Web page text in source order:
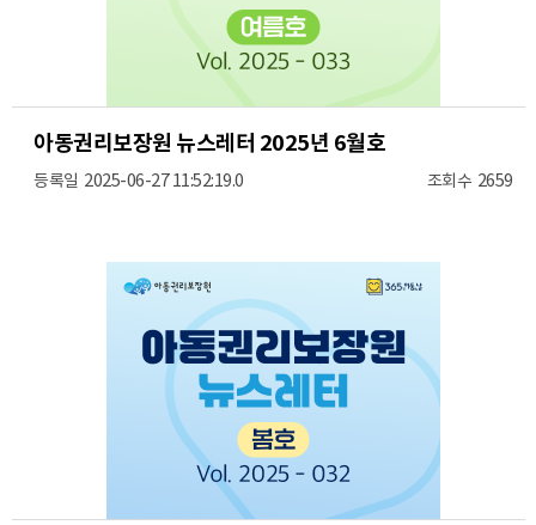
아동권리보장원 뉴스레터 2025년 6월호
2025-06-27 11:52:19.0 2659